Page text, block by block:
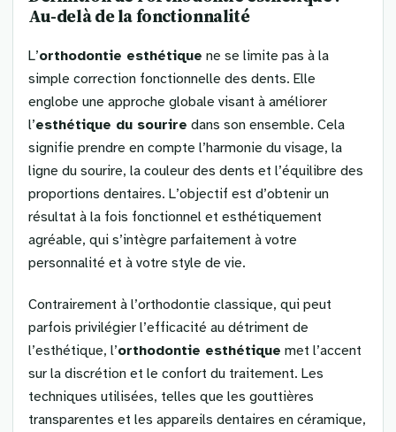
Au-delà de la fonctionnalité
L’orthodontie esthétique ne se limite pas à la
simple correction fonctionnelle des dents. Elle
englobe une approche globale visant à améliorer
l’esthétique du sourire dans son ensemble. Cela
signifie prendre en compte l’harmonie du visage, la
ligne du sourire, la couleur des dents et l’équilibre des
proportions dentaires. L’objectif est d’obtenir un
résultat à la fois fonctionnel et esthétiquement
agréable, qui s’intègre parfaitement à votre
personnalité et à votre style de vie.
Contrairement à l’orthodontie classique, qui peut
parfois privilégier l’efficacité au détriment de
l’esthétique, l’orthodontie esthétique met l’accent
sur la discrétion et le confort du traitement. Les
techniques utilisées, telles que les gouttières
transparentes et les appareils dentaires en céramique,